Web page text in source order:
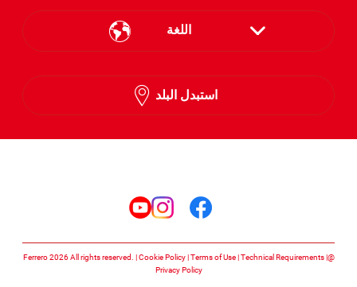
اللغة
English
استبدل البلد
@Ferrero 2026 All rights reserved.
Cookie Policy Terms of Use Technical Requirements
Privacy Policy